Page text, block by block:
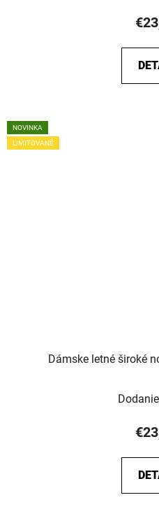
NOVINKA
LIMITOVANÉ
Dámske letné široké